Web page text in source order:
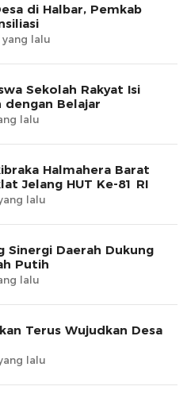
di Halbar, Pemkab
yang lalu
Sekolah Rakyat Isi
dengan Belajar
lalu
Halmahera Barat
Jelang HUT Ke-81 RI
lalu
Sinergi Daerah Dukung
Putih
lalu
Terus Wujudkan Desa
lalu